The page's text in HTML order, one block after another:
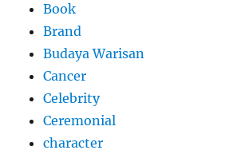
Book
Brand
Budaya Warisan
Cancer
Celebrity
Ceremonial
character